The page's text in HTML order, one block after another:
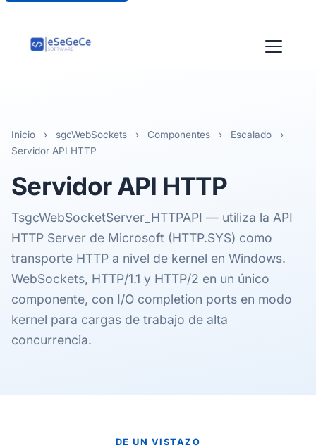
Inicio › sgcWebSockets › Componentes › Escalado
›
Servidor API HTTP
ServidorAPI HTTP
TsgcWebSocketServer_HTTPAPI — utiliza la API
HTTP Server de Microsoft (HTTP.SYS) como
transporte HTTP a nivel de kernel en Windows.
WebSockets, HTTP/1.1 y HTTP/2 en un único
componente, con I/O completion ports en modo
kernel para cargas de trabajo de alta
concurrencia.
DE UN VISTAZO